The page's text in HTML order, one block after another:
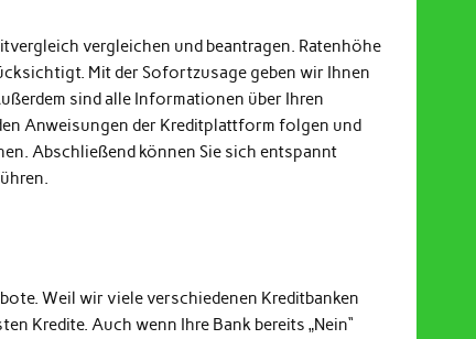
vergleichen und beantragen. Ratenhöhe
Mit der Sofortzusage geben wir Ihnen
sind alle Informationen über Ihren
Anweisungen der Kreditplattform folgen und
Abschließend können Sie sich entspannt
Weil wir viele verschiedenen Kreditbanken
Kredite. Auch wenn Ihre Bank bereits „Nein“